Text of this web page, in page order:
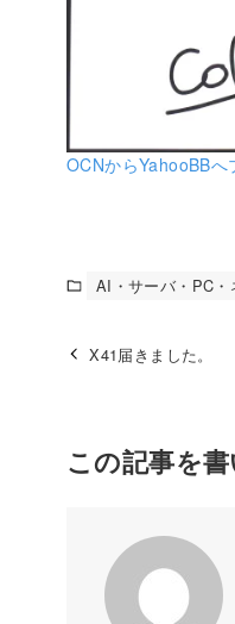
OCNからYahooBBへ
AI・サーバ・PC・
X41届きました。
この記事を